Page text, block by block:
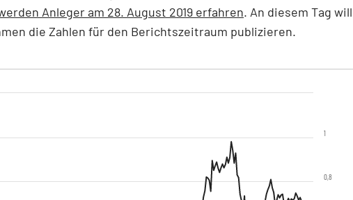
Anleger am 28. August 2019 erfahren. An diesem Tag will
die Zahlen für den Berichtszeitraum publizieren.
0,8
1